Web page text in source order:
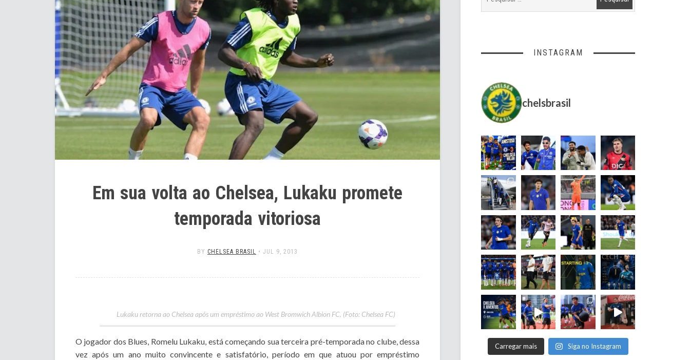
Em sua volta ao Chelsea, Lukaku promete
temporada vitoriosa
BY CHELSEA BRASIL • JUL 9, 2013
Lukaku retorna ao Chelsea após um empréstimo ao West Bromwich Albion FC. (Foto: Chelsea FC)
O jogador dos Blues, Romelu Lukaku, está começando sua terceira pré-temporada no clube, dessa
vez após um ano muito convincente e satisfatório, período em que atuou por empréstimo
INSTAGRAM
chelsbrasil
Carregar mais Siga no Instagram